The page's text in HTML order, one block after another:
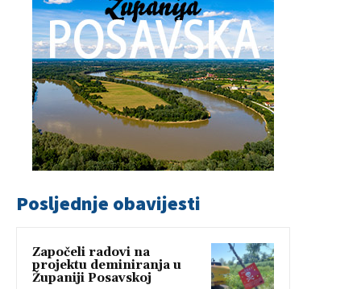
Posljednje obavijesti
Započeli radovi na
projektu deminiranja u
Županiji Posavskoj